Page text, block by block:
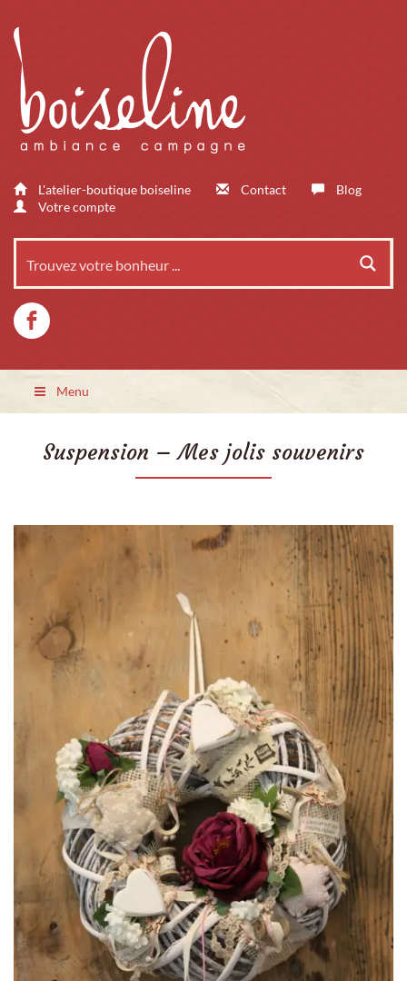
L'atelier-boutique boiseline Contact
Blog
Votre compte
Menu
Suspension – Mes jolis souvenirs